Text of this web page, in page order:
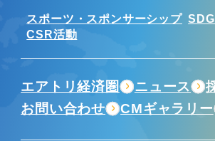
スポーツ・スポンサーシップ
CSR活動
エアトリ経済圏 ニュース
お問い合わせ
CMギャラリー